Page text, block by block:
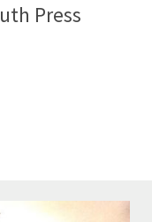
Truth Press